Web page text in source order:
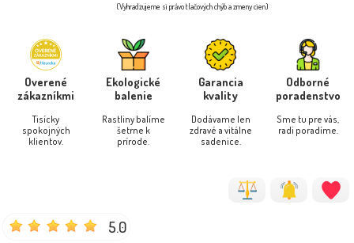
(Vyhradzujeme si právo tlačových chýb a zmeny cien)
Overené
zákazníkmi
Tisícky
spokojných
klientov.
Ekologické
balenie
Rastliny balíme
šetrne k
prírode.
Garancia
kvality
Dodávame len
zdravé a vitálne
sadenice.
Odborné
poradenstvo
Sme tu pre vás,
radi poradíme.
5.0